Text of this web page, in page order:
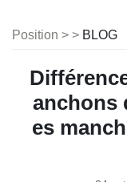
Position > > BLOG
anchons
es